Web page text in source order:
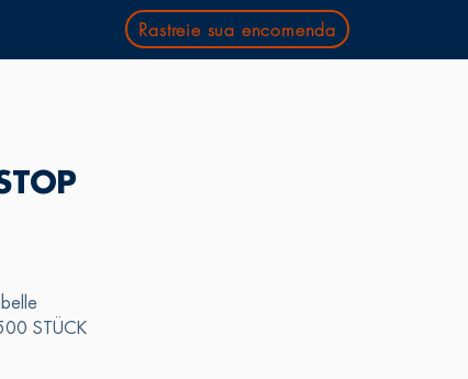
Rastreie sua encomenda
STÜCK